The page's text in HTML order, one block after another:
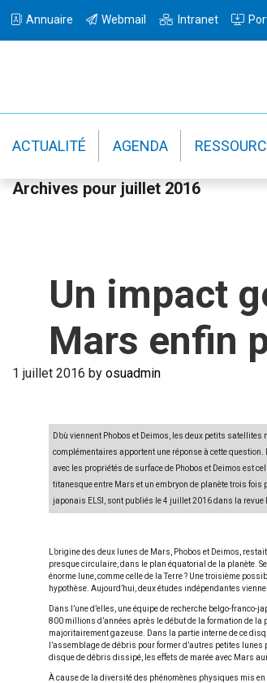
à
navigation
au
principal
à
barre
Annuaire Webmail Intranet
ACTUALITÉ AGENDA
Archives pour juillet 2016
Un impact
Mars enfin
1 juillet 2016 by osuadmin
D’où viennent Phobos et Deimos, les deux petits
complémentaires apportent une réponse à cette
avec les propriétés de surface de Phobos et Deimos est
titanesque entre Mars et un embryon de planète trois fois
japonais ELSI, sont publiés le 4 juillet 2016 dans la revue
L’origine des deux lunes de Mars, Phobos et Deimos,
presque circulaire, dans le plan équatorial de la planète.
énorme lune, comme celle de la Terre ? Une troisième
hypothèse. Aujourd’hui, deux études indépendantes
Dans l’une d’elles, une équipe de recherche belgo-
800 millions d’années après le début de la formation de la
majoritairement gazeuse. Dans la partie interne de ce
l’assemblage de débris pour former d’autres petites
disque de débris dissipé, les effets de marée avec Mars
À cause de la diversité des phénomènes physiques mis